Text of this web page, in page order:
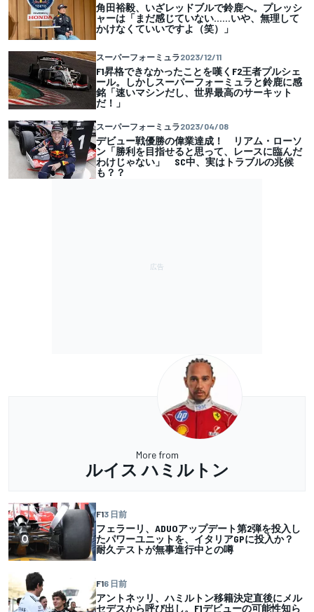
角田裕毅、いざレッドブルで鈴鹿へ。プレッシ
ャーは「まだ感じていない……いや、無理して
かけなくていいですよ（笑）」
スーパーフォーミュラ2023/12/11
F1昇格できなかったことを嘆くF2王者プルシェ
ール。しかしスーパーフォーミュラと鈴鹿に感
銘「速いマシンだし、世界最高のサーキット
だ！」
スーパーフォーミュラ2023/04/08
デビュー戦優勝の偉業達成！ リアム・ローソ
ン「勝利を目指せると思って、レースに臨んだ
わけじゃない」 SC中、実はトラブルの兆候
も？？
More from
ルイス ハミルトン
F13 日前
フェラーリ、ADUOアップデート第2弾を投入し
たパワーユニットを、イタリアGPに投入か？
耐久テストが無事進行中との噂
F16 日前
アントネッリ、ハミルトン移籍決定直後にメル
セデスから呼び出し。F1デビューの可能性知ら